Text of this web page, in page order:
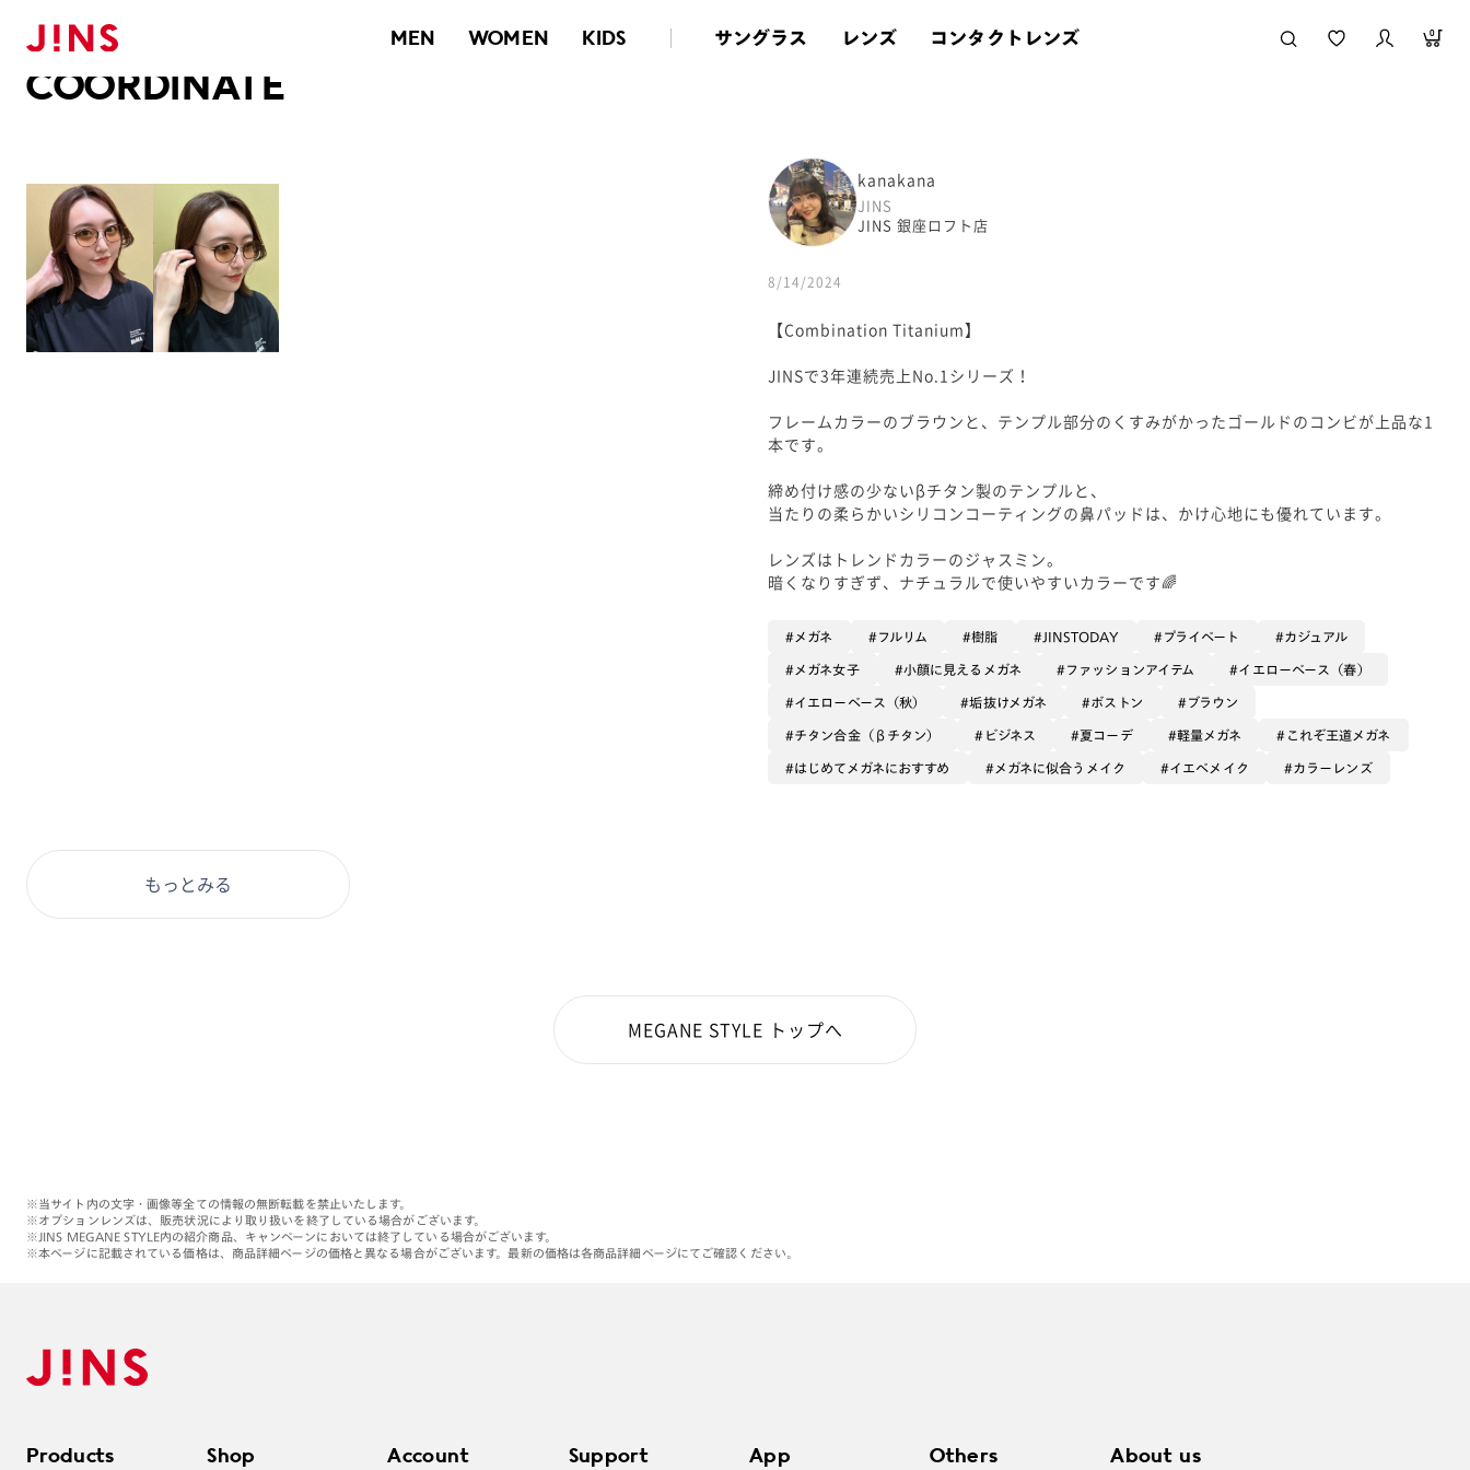
MEN WOMEN KIDS サングラス レンズ コンタクトレンズ 0
メガネのJINS TOP
COORDINATE
kanakana
JINS
JINS 銀座ロフト店
8/14/2024
【Combination Titanium】
JINSで3年連続売上No.1シリーズ！
フレームカラーのブラウンと、テンプル部分のくすみがかったゴールドのコンビが上品な1
本です。
締め付け感の少ないβチタン製のテンプルと、
当たりの柔らかいシリコンコーティングの鼻パッドは、かけ心地にも優れています。
レンズはトレンドカラーのジャスミン。
暗くなりすぎず、ナチュラルで使いやすいカラーです🌈
メガネ フルリム 樹脂 JINSTODAY プライベート カジュアル
メガネ女子 小顔に見えるメガネ ファッションアイテム イエローベース（春）
イエローベース（秋） 垢抜けメガネ ボストン ブラウン
チタン合金（βチタン） ビジネス 夏コーデ 軽量メガネ これぞ王道メガネ
はじめてメガネにおすすめ メガネに似合うメイク イエベメイク カラーレンズ
もっとみる
MEGANE STYLE トップへ
※当サイト内の文字・画像等全ての情報の無断転載を禁止いたします。
※オプションレンズは、販売状況により取り扱いを終了している場合がございます。
※JINS MEGANE STYLE内の紹介商品、キャンペーンにおいては終了している場合がございます。
※本ページに記載されている価格は、商品詳細ページの価格と異なる場合がございます。最新の価格は各商品詳細ページにてご確認ください。
Products Shop Account Support App Others About us